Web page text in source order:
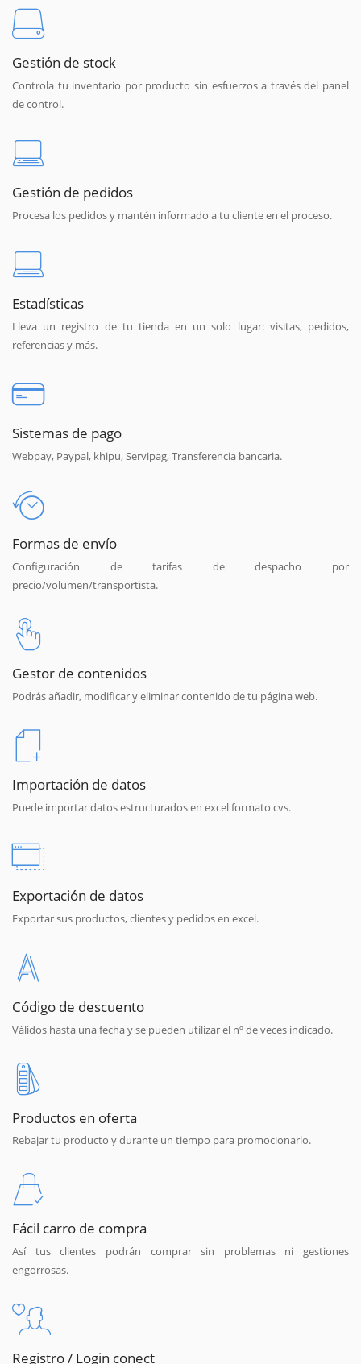
Gestión de stock
Controla tu inventario por producto sin esfuerzos a través del panel
de control.
Gestión de pedidos
Procesa los pedidos y mantén informado a tu cliente en el proceso.
Estadísticas
Lleva un registro de tu tienda en un solo lugar: visitas, pedidos,
referencias y más.
Sistemas de pago
Webpay, Paypal, khipu, Servipag, Transferencia bancaria.
Formas de envío
Configuración de tarifas de despacho por
precio/volumen/transportista.
Gestor de contenidos
Podrás añadir, modificar y eliminar contenido de tu página web.
Importación de datos
Puede importar datos estructurados en excel formato cvs.
Exportación de datos
Exportar sus productos, clientes y pedidos en excel.
Código de descuento
Válidos hasta una fecha y se pueden utilizar el nº de veces indicado.
Productos en oferta
Rebajar tu producto y durante un tiempo para promocionarlo.
Fácil carro de compra
Así tus clientes podrán comprar sin problemas ni gestiones
engorrosas.
Registro / Login conect